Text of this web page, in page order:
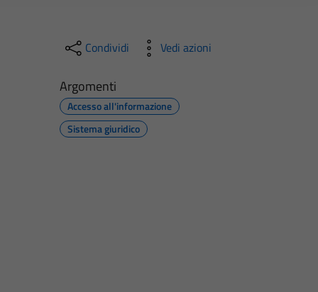
Condividi Vedi azioni
Argomenti
Accesso all'informazione
Sistema giuridico